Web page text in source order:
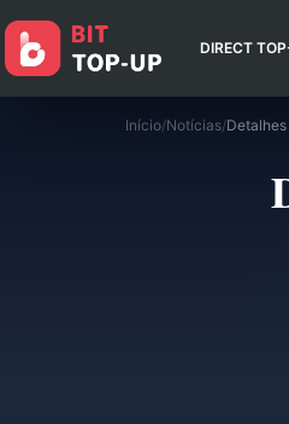
DIRECT
Início/Notícias/